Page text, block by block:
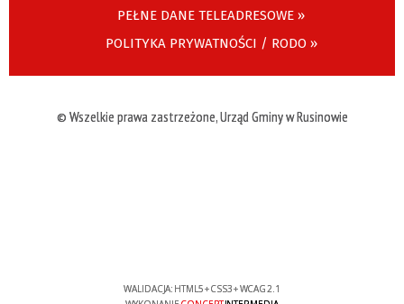
PEŁNE DANE TELEADRESOWE »
POLITYKA PRYWATNOŚCI / RODO »
© Wszelkie prawa zastrzeżone, Urząd Gminy w Rusinowie
WALIDACJA: HTML5+CSS3+WCAG 2.1